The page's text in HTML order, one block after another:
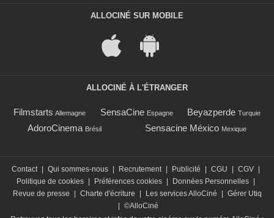
ALLOCINÉ SUR MOBILE
ALLOCINÉ À L'ÉTRANGER
Filmstarts Allemagne SensaCine Espagne Beyazperde Turquie
AdoroCinema Brésil Sensacine México Mexique
Contact Qui sommes-nous Recrutement Publicité CGU CGV
Politique de cookies
Préférences cookies Données Personnelles
Revue de presse
Charte d'écriture Les services AlloCiné
Gérer Utiq
©AlloCiné